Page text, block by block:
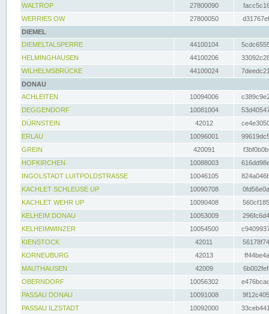
WALTROP
27800090
WERRIES OW
27800050
DIEMEL
DIEMELTALSPERRE
44100104
HELMINGHAUSEN
44100206
WILHELMSBRÜCKE
44100024
DONAU
ACHLEITEN
10094006
DEGGENDORF
10081004
DÜRNSTEIN
42012
ERLAU
10096001
GREIN
420091
HOFKIRCHEN
10088003
INGOLSTADT LUITPOLDSTRASSE
10046105
KACHLET SCHLEUSE UP
10090708
KACHLET WEHR UP
10090408
KELHEIM DONAU
10053009
KELHEIMWINZER
10054500
KIENSTOCK
42011
KORNEUBURG
42013
MAUTHAUSEN
42009
OBERNDORF
10056302
PASSAU DONAU
10091008
PASSAU ILZSTADT
10092000